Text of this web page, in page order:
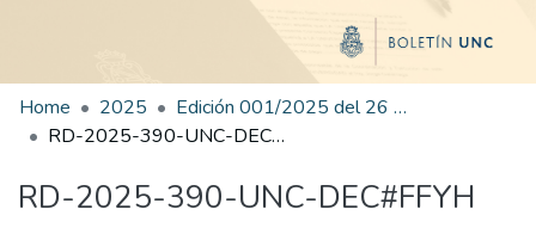
Home 2025
Edición 001/2025 del 26 de mayo de 2025
RD-2025-390-UNC-DEC#FFYH
RD-2025-390-UNC-DEC#FFYH